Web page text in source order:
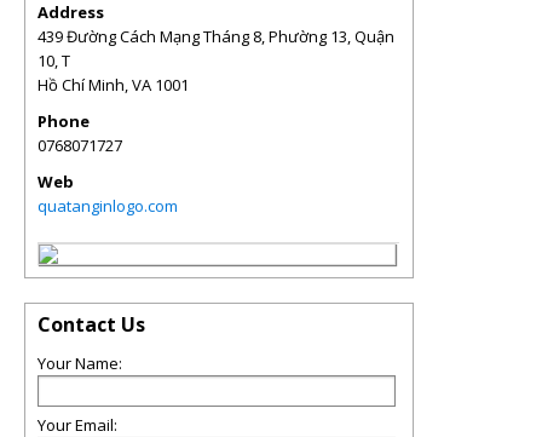
Address
439 Đường Cách Mạng Tháng 8, Phường 13, Quận
10, T
Hồ Chí Minh,VA 1001
Phone
0768071727
Web
quatanginlogo.com
Contact Us
Your Name:
Your Email: